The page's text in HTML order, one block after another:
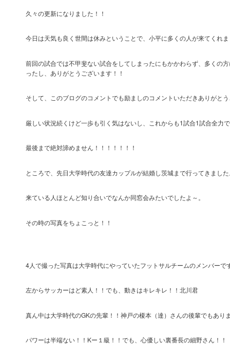
久々の更新になりました！！
今日は天気も良く世間は休みということで、小平に多くの人が来てくれ
前回の試合では不甲斐ない試合をしてしまったにもかかわらず、多くの
ったし、ありがとうございます！！
そして、このブログのコメントでも励ましのコメントいただきありがと
厳しい状況続くけど一歩も引く気はないし、これからも1試合1試合全力
最後まで絶対諦めません！！！！！！！
ところで、先日大学時代の友達カップルが結婚し茨城まで行ってきまし
来ている人ほとんど知り合いでなんか同窓会みたいでしたよ～。
その時の写真をちょこっと！！
4人で撮った写真は大学時代にやっていたフットサルチームのメンバーで
左からサッカーはど素人！！でも、動きはキレキレ！！北川君
真ん中は大学時代のGKの先輩！！神戸の榎本（達）さんの後輩でもあり
パワーは半端ない！！Kー１級！！でも、心優しい裏番長の細野さん！！